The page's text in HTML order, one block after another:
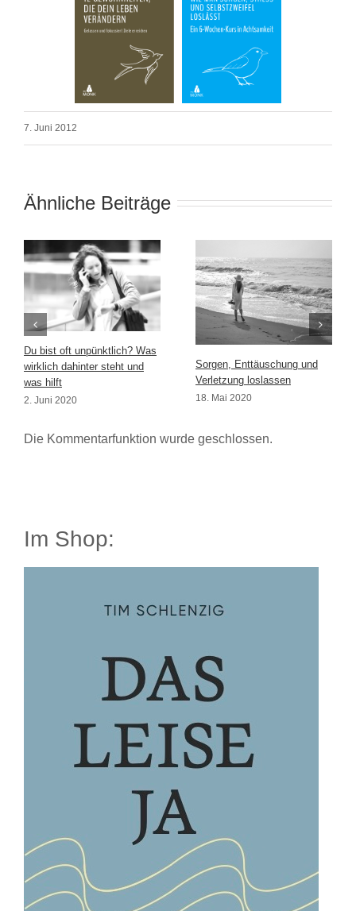
7. Juni 2012
Ähnliche Beiträge
Du bist oft unpünktlich? Was
wirklich dahinter steht und
was hilft
2. Juni 2020
Sorgen, Enttäuschung und
Verletzung loslassen
18. Mai 2020
Die Kommentarfunktion wurde geschlossen.
Im Shop: